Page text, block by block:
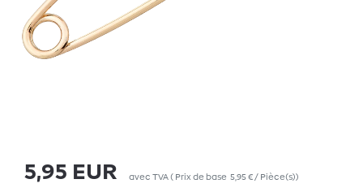
5,95 EUR avec TVA( Prix de base 5,95 € / Pièce(s))